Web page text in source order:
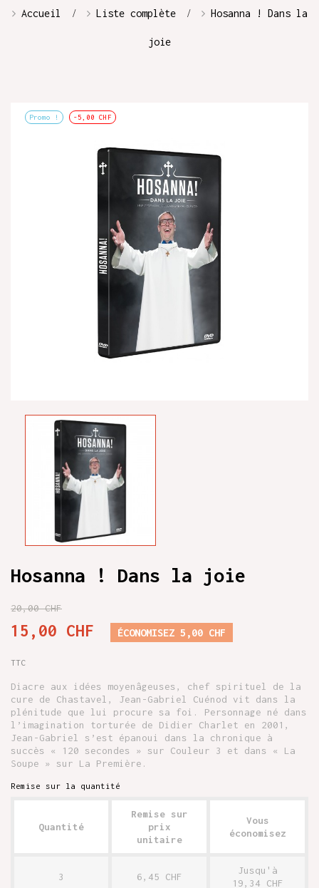
Accueil Liste complète Hosanna ! Dans la
joie
Promo ! -5,00 CHF
Hosanna ! Dans la joie
20,00 CHF
15,00 CHF ÉCONOMISEZ 5,00 CHF
TTC
Diacre aux idées moyenâgeuses, chef spirituel de la
cure de Chastavel, Jean-Gabriel Cuénod vit dans la
plénitude que lui procure sa foi. Personnage né dans
l’imagination torturée de Didier Charlet en 2001,
Jean-Gabriel s’est épanoui dans la chronique à
succès « 120 secondes » sur Couleur 3 et dans « La
Soupe » sur La Première.
Remise sur la quantité
Quantité
Remise sur
prix
unitaire
Vous
économisez
3 6,45 CHF
Jusqu'à
19,34 CHF